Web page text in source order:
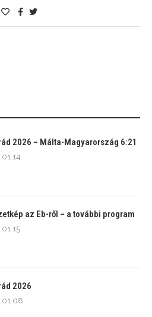
2026 – Málta-Magyarország 6:21
az Eb-ről – a további program
2026